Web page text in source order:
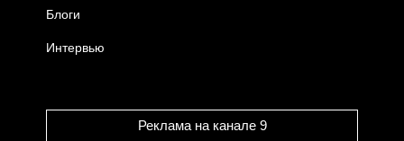
Блоги
Интервью
Реклама на канале 9